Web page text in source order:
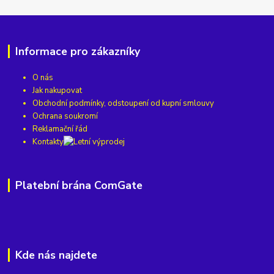
Informace pro zákazníky
O nás
Jak nakupovat
Obchodní podmínky, odstoupení od kupní smlouvy
Ochrana soukromí
Reklamační řád
Kontakty
Platební brána ComGate
Kde nás najdete